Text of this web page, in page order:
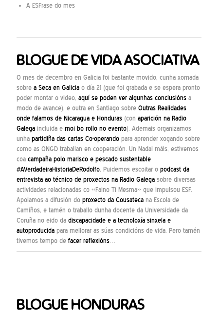
A ESFrase do mes
BLOGUE DE VIDA ASOCIATIVA
O mes de decembro en Galicia foi bastante movido, cunha xornada
sobre a Seca en Galiciao día 21 (que foi grabada e se espera pronto
poder montar o video, aquí se poden ver algunhas conclusiónsa
modo de avance), e outra en Santiago sobre Outras Realidades
onde falamos de Nicaragua e Honduras(con aparición na Radio
Galegaincluida e moi bo rollo no evento). Ademais organizamos
unha partidiña das cartas Co-operandopara aprender xogando sobre
como as ONGD traballan en cooperación. Un Nadal máis, estivemos
coa campaña polo marisco e pescado sustentable
#AVerdadeiraHistoriaDeRodolfo. Puidemos escoitar o podcast da
entrevista ao técnico de proxectos na Radio Galegasobre diversas
actividades relacionadas co «Faino Tí Mesma» que impulsou ESF.
Apoiamos a difusión do proxecto da Cousatecana Escola de
Camiños, e tamén o traballo dunha docente da Universidade da
Coruña no eido da discapacidade e a tecnoloxía sinxela e
autoproducidapara mellorar as súas condicións de vida. Pero tamén
tivemos tempo de facer reflexións…
BLOGUE HONDURAS